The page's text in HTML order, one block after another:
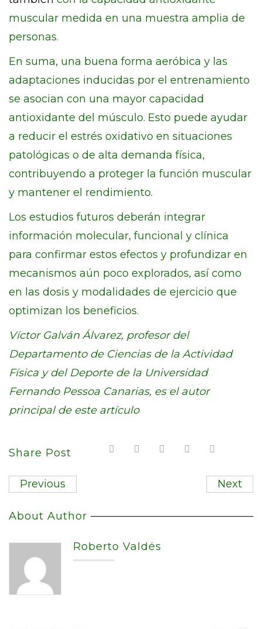
muscular medida en una muestra amplia de
personas.
En suma, una buena forma aeróbica y las
adaptaciones inducidas por el entrenamiento
se asocian con una mayor capacidad
antioxidante del músculo. Esto puede ayudar
a reducir el estrés oxidativo en situaciones
patológicas o de alta demanda física,
contribuyendo a proteger la función muscular
y mantener el rendimiento.
Los estudios futuros deberán integrar
información molecular, funcional y clínica
para confirmar estos efectos y profundizar en
mecanismos aún poco explorados, así como
en las dosis y modalidades de ejercicio que
optimizan los beneficios.
Víctor Galván Álvarez, profesor del
Departamento de Ciencias de la Actividad
Física y del Deporte de la Universidad
Fernando Pessoa Canarias, es el autor
principal de este artículo
Share Post
Previous Next
About Author
Roberto Valdés